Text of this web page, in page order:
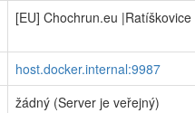
[EU] Chochrun.eu
host.docker.internal:9987
žádný (Server je veřejný)